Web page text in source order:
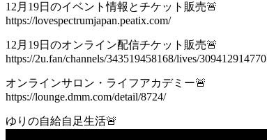
12月19日のイベント情報とチケット販売🚨
https://lovespectrumjapan.peatix.com/
12月19日のオンライン配信チケット販売🚨
https://2u.fan/channels/343519458168/lives/309412914770
オンラインサロン・ライフアカデミー🚨
https://lounge.dmm.com/detail/8724/
ゆりの自給自足生活🚨